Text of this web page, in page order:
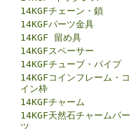
14KGFチェーン・鎖
14KGFパーツ金具
14KGF 留め具
14KGFスペーサー
14KGFチューブ・パイプ
14KGFコインフレーム・コ
イン枠
14KGFチャーム
14KGF天然石チャームパー
ツ